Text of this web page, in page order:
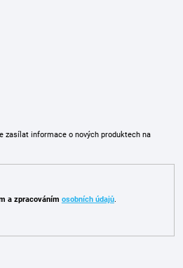
zasílat informace o nových produktech na
a zpracováním osobních údajů.